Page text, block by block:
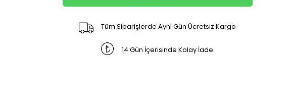
Tüm Siparişlerde Aynı Gün Ücretsiz Kargo
14 Gün İçerisinde Kolay İade